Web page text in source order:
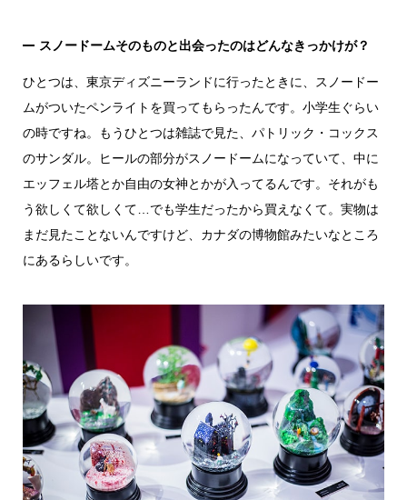
スノードームそのものと出会ったのはどんなきっかけが？
ひとつは、東京ディズニーランドに行ったときに、スノードー
ムがついたペンライトを買ってもらったんです。小学生ぐらい
の時ですね。もうひとつは雑誌で見た、パトリック・コックス
のサンダル。ヒールの部分がスノードームになっていて、中に
エッフェル塔とか自由の女神とかが入ってるんです。それがも
う欲しくて欲しくて…でも学生だったから買えなくて。実物は
まだ見たことないんですけど、カナダの博物館みたいなところ
にあるらしいです。